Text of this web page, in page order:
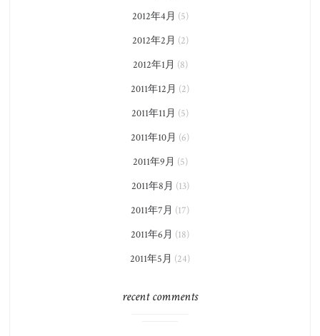
2012年4月 (5)
2012年2月 (2)
2012年1月 (8)
2011年12月 (2)
2011年11月 (5)
2011年10月 (6)
2011年9月 (5)
2011年8月 (13)
2011年7月 (17)
2011年6月 (18)
2011年5月 (24)
recent comments